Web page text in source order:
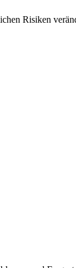
Risiken